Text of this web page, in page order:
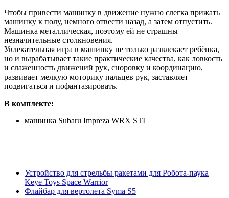
Чтобы привести машинку в движение нужно слегка прижать
машинку к полу, немного отвести назад, а затем отпустить.
Машинка металлическая, поэтому ей не страшны
незначительные столкновения.
Увлекательная игра в машинку не только развлекает ребёнка,
но и вырабатывает такие практические качества, как ловкость
и слаженность движений рук, сноровку и координацию,
развивает мелкую моторику пальцев рук, заставляет
подвигаться и пофантазировать.
В комплекте:
машинка Subaru Impreza WRX STI
Устройство для стрельбы ракетами для Робота-паука
Keye Toys Space Warrior
Флайбар для вертолета Syma S5